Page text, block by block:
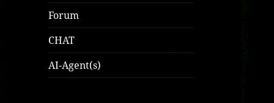
Forum
CHAT
AI-Agent(s)